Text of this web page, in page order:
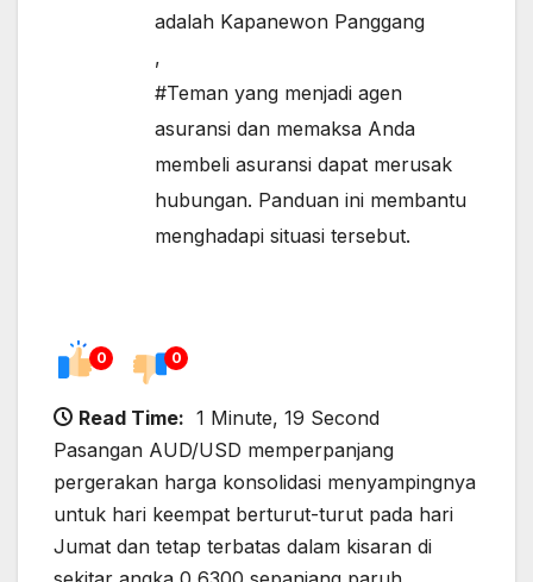
adalah Kapanewon Panggang
,
#Teman yang menjadi agen
asuransi dan memaksa Anda
membeli asuransi dapat merusak
hubungan. Panduan ini membantu
menghadapi situasi tersebut.
0 0
Read Time: 1 Minute, 19 Second
Pasangan AUD/USD memperpanjang
pergerakan harga konsolidasi menyampingnya
untuk hari keempat berturut-turut pada hari
Jumat dan tetap terbatas dalam kisaran di